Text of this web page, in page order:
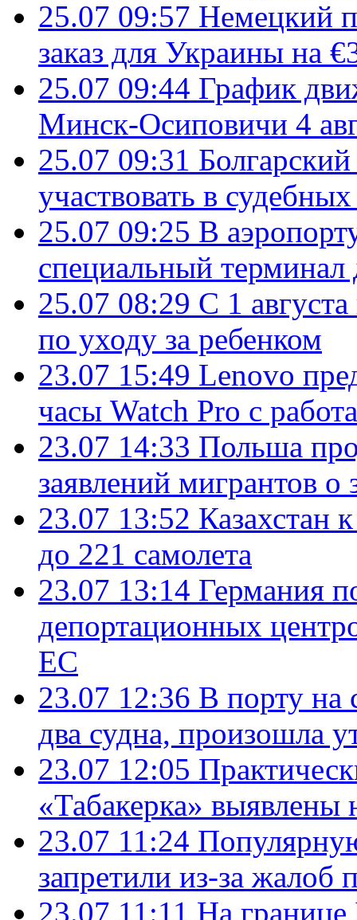
25.07 09:57 Немецкий
заказ для Украины на
25.07 09:44 График
Минск-Осиповичи 4
25.07 09:31
участвовать в
25.07 09:25 В
специальный терминал
25.07 08:29 С 1
по уходу за ребенком
23.07 15:49 Lenovo
часы Watch Pro с
23.07 14:33 Польша
заявлений мигрантов
23.07 13:52 Казахстан
до 221 самолета
23.07 13:14 Германия
депортационных
ЕС
23.07 12:36 В порту на
два судна, произошла
23.07 12:05
«Табакерка»
23.07 11:24
запретили из-за жалоб
23.07 11:11 На границе